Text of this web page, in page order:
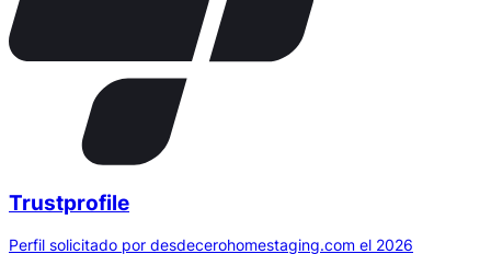
Trustprofile
Perfil solicitado por desdecerohomestaging.com el 2026